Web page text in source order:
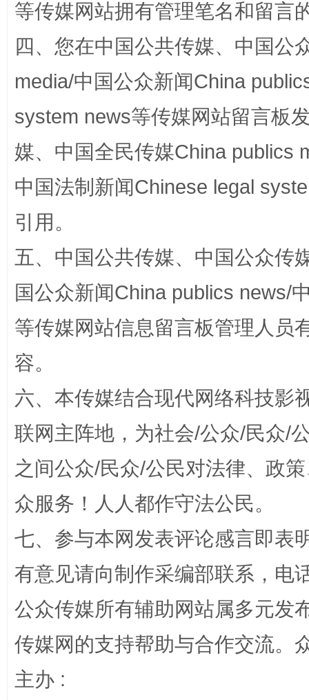
国家大学科技园优化重塑工作
扯下公款旅游的“隐身衣” 如何以
“蜀中异人”王建安的艺术幻境
等传媒网站拥有管理笔名和留言
四、您在中国公共传媒、中国公
media/中国公众新闻China
system news等传媒网站留言板
媒、中国全民传媒China publics
中国法制新闻Chinese legal
引用。
五、中国公共传媒、中国公众传
国公众新闻China publics news/
等传媒网站信息留言板管理人员
容。
六、本传媒结合现代网络科技影
联网主阵地，为社会/公众/民众/
之间公众/民众/公民对法律、政
众服务！人人都作守法公民。
七、参与本网发表评论感言即表
有意见请向制作采编部联系，电
公众传媒所有辅助网站属多元发
传媒网的支持帮助与合作交流。
主办 :